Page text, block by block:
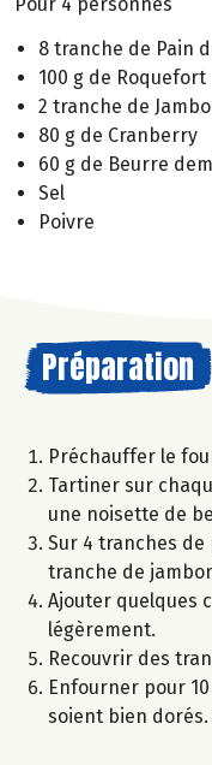
8 tranche de Pain
100 g de Roquefort
2 tranche de
80 g de Cranberry
60 g de Beurre
Sel
Poivre
Préparation
Préchauffer le
Tartiner sur
une noisette de
Sur 4 tranches
tranche de
Ajouter quelques
légèrement.
Recouvrir des
Enfourner pour
soient bien dorés.